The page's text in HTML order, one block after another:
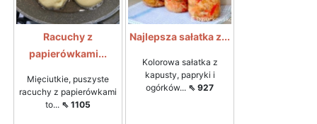
Racuchy z
papierówkami...
Mięciutkie, puszyste
racuchy z papierówkami
to... ⇖ 1105
Najlepsza sałatka z...
Kolorowa sałatka z
kapusty, papryki i
ogórków... ⇖ 927